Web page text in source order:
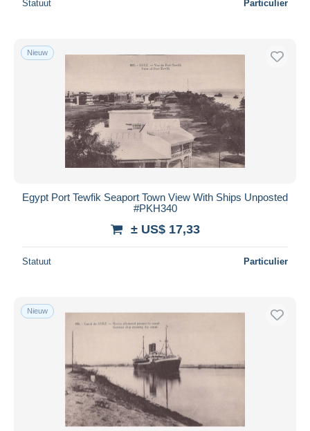
Statuut Particulier
Nieuw
Egypt Port Tewfik Seaport Town View With Ships Unposted
#PKH340
± US$ 17,33
Statuut Particulier
Nieuw